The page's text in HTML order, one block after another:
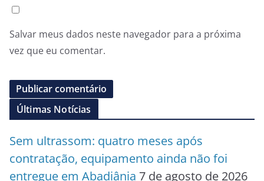
Salvar meus dados neste navegador para a próxima
vez que eu comentar.
Últimas Notícias
Sem ultrassom: quatro meses após
contratação, equipamento ainda não foi
entregue em Abadiânia 7 de agosto de 2026